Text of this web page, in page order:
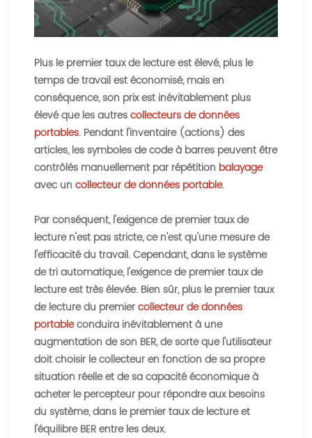
Plus le premier taux de lecture est élevé, plus le
temps de travail est économisé, mais en
conséquence, son prix est inévitablement plus
élevé que les autrescollecteurs de données
portables. Pendant l'inventaire (actions) des
articles, les symboles de code à barres peuvent être
contrôlés manuellement par répétition balayage
avec uncollecteur de données portable.
Par conséquent, l'exigence de premier taux de
lecture n'est pas stricte, ce n'est qu'une mesure de
l'efficacité du travail. Cependant, dans le système
de tri automatique, l'exigence de premier taux de
lecture est très élevée. Bien sûr, plus le premier taux
de lecture du premiercollecteur de données
portableconduira inévitablement à une
augmentation de son BER, de sorte que l'utilisateur
doit choisir le collecteur en fonction de sa propre
situation réelle et de sa capacité économique à
acheter le percepteur pour répondre aux besoins
du système, dans le premier taux de lecture et
l'équilibre BER entre les deux.